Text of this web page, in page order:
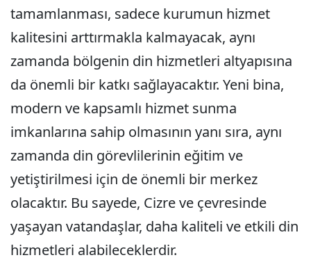
tamamlanması, sadece kurumun hizmet
kalitesini arttırmakla kalmayacak, aynı
zamanda bölgenin din hizmetleri altyapısına
da önemli bir katkı sağlayacaktır. Yeni bina,
modern ve kapsamlı hizmet sunma
imkanlarına sahip olmasının yanı sıra, aynı
zamanda din görevlilerinin eğitim ve
yetiştirilmesi için de önemli bir merkez
olacaktır. Bu sayede, Cizre ve çevresinde
yaşayan vatandaşlar, daha kaliteli ve etkili din
hizmetleri alabileceklerdir.